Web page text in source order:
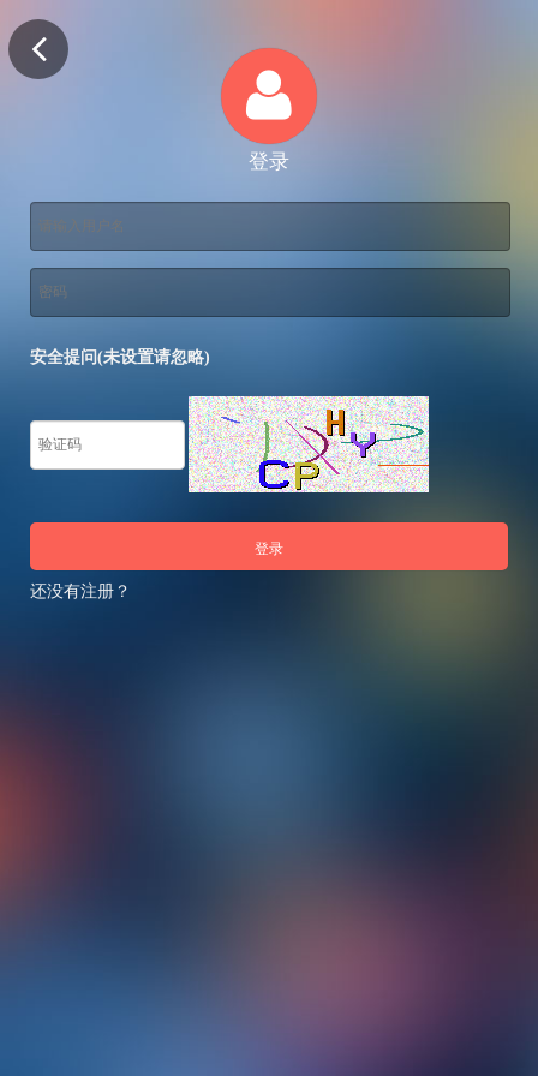
登录
安全提问(未设置请忽略)
登录
还没有注册？